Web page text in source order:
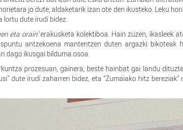
jo dute, aldaketarik izan ote den ikusteko. Leku
lortu dute irudi bidez.
eta orain’erakusketa kolektiboa. Hain zuzen, ikasleek
antzekoena mantentzen duten argazki bikoteak
dago ikusgai bilduma osoa.
prozesuan, gainera, beste hainbat gai landu
dute irudi zaharren bidez, eta “Zumaiako hitz